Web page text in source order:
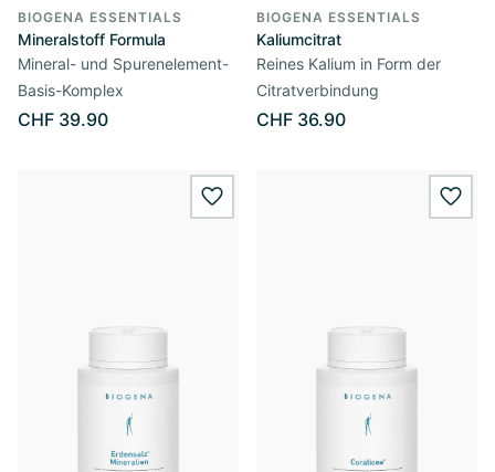
BIOGENA ESSENTIALS
Mineralstoff Formula
Mineral- und Spurenelement-
Basis-Komplex
CHF 39.90
BIOGENA ESSENTIALS
Kaliumcitrat
Reines Kalium in Form der
Citratverbindung
CHF 36.90
wishlist.add